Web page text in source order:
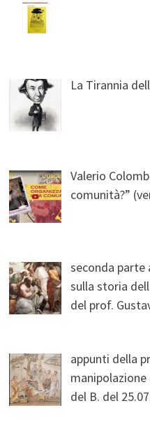
La Tirannia
Valerio
comunità?”
seconda parte
sulla storia
del prof.
appunti della
del B. del